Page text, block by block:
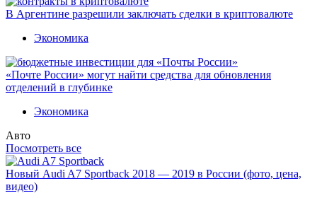
В Аргентине разрешили заключать сделки в криптовалюте
Экономика
«Почте России» могут найти средства для обновления
отделений в глубинке
Экономика
Авто
Посмотреть все
Новый Audi A7 Sportback 2018 — 2019 в России (фото, цена,
видео)